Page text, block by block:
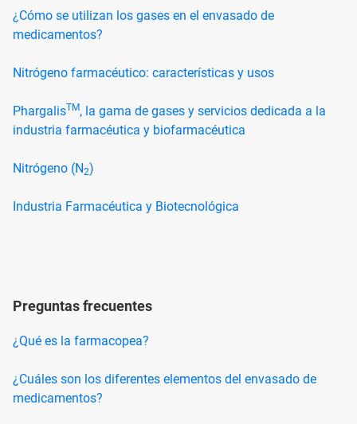
¿Cómo se utilizan los gases en el envasado de
medicamentos?
Nitrógeno farmacéutico: características y usos
PhargalisTM, la gama de gases y servicios dedicada a la
industria farmacéutica y biofarmacéutica
Nitrógeno (N2)
Industria Farmacéutica y Biotecnológica
Preguntas frecuentes
¿Qué es la farmacopea?
¿Cuáles son los diferentes elementos del envasado de
medicamentos?